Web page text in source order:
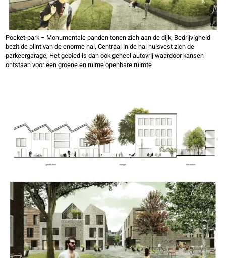
Pocket-park – Monumentale panden tonen zich aan de dijk, Bedrijvigheid
bezit de plint van de enorme hal, Centraal in de hal huisvest zich de
parkeergarage, Het gebied is dan ook geheel autovrij waardoor kansen
ontstaan voor een groene en ruime openbare ruimte